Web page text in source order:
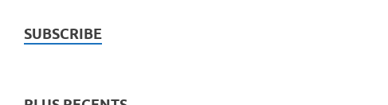
SUBSCRIBE